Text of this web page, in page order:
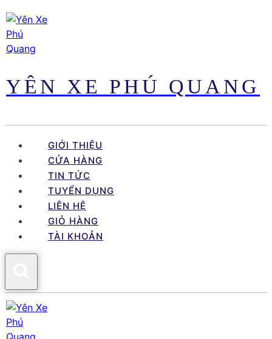
Skip
content
YÊN XE PHÚ QUANG
GIỚI THIỆU
CỬA HÀNG
TIN TỨC
TUYỂN DỤNG
LIÊN HỆ
GIỎ HÀNG
TÀI KHOẢN